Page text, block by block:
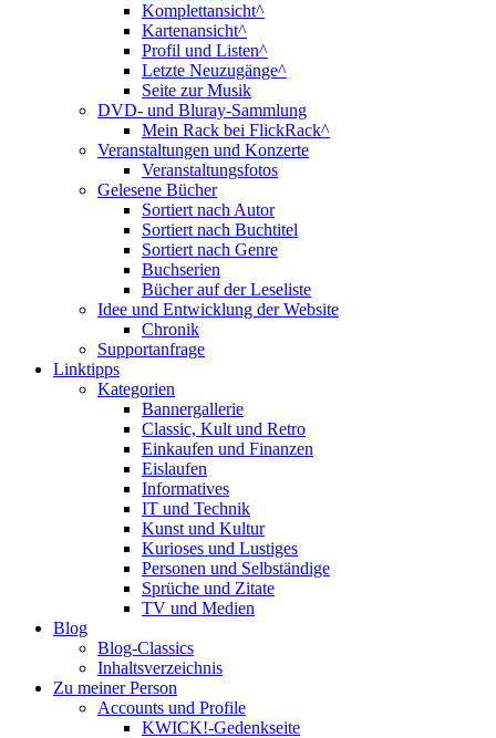
Komplettansicht^
Kartenansicht^
Profil und Listen^
Letzte Neuzugänge^
Seite zur Musik
DVD- und Bluray-Sammlung
Mein Rack bei FlickRack^
Veranstaltungen und Konzerte
Veranstaltungsfotos
Gelesene Bücher
Sortiert nach Autor
Sortiert nach Buchtitel
Sortiert nach Genre
Buchserien
Bücher auf der Leseliste
Idee und Entwicklung der Website
Chronik
Supportanfrage
Linktipps
Kategorien
Bannergallerie
Classic, Kult und Retro
Einkaufen und Finanzen
Eislaufen
Informatives
IT und Technik
Kunst und Kultur
Kurioses und Lustiges
Personen und Selbständige
Sprüche und Zitate
TV und Medien
Blog
Blog-Classics
Inhaltsverzeichnis
Zu meiner Person
Accounts und Profile
KWICK!-Gedenkseite